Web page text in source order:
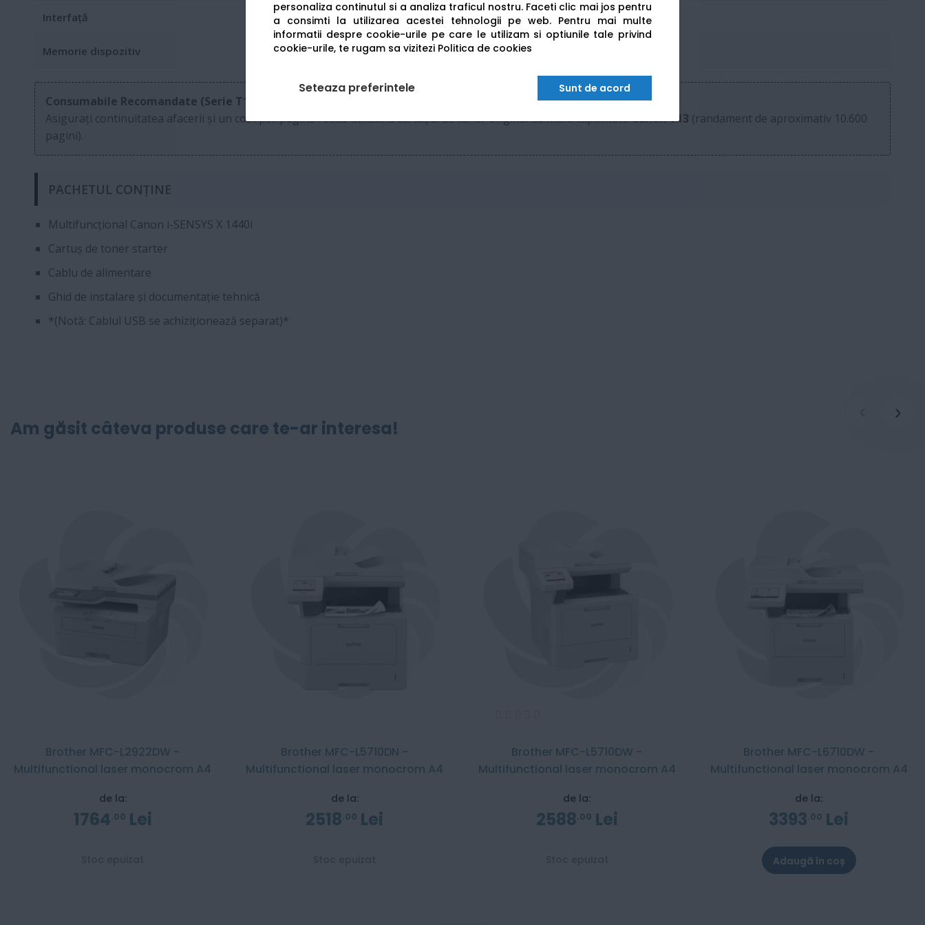
personaliza continutul si a analiza traficul nostru. Faceti clic mai jos pentru
a consimti la utilizarea acestei tehnologii pe web. Pentru mai multe
informatii despre cookie-urile pe care le utilizam si optiunile tale privind
cookie-urile, te rugam sa vizitezi Politica de cookies
Seteaza preferintele Sunt de acord
Interfață USB 2.0 High-Speed, Gigabit Ethernet, Wi-Fi, Wi-Fi Direct
Memorie dispozitiv 1 GB RAM
Consumabile Recomandate (Serie T13):
Asigurați continuitatea afacerii și un cost per pagină redus utilizând cartușul de toner original de mare capacitateCanon T13 (randament de aproximativ 10.600
pagini).
PACHETUL CONȚINE
Multifuncțional Canon i-SENSYS X 1440i
Cartuș de toner starter
Cablu de alimentare
Ghid de instalare și documentație tehnică
*(Notă: Cablul USB se achiziționează separat)*
Am găsit câteva produse care te-ar interesa!
Brother MFC-L2922DW -
Multifunctional laser monocrom A4
de la:
1764 00 Lei
Brother MFC-L5710DN -
Multifunctional laser monocrom A4
de la:
2518 00 Lei
Evaluare:
Brother MFC-L5710DW -
Multifunctional laser monocrom A4
de la:
2588 00 Lei
Brother MFC-L6710DW -
Multifunctional laser monocrom A4
de la:
3393 00 Lei
Adaugă în coș